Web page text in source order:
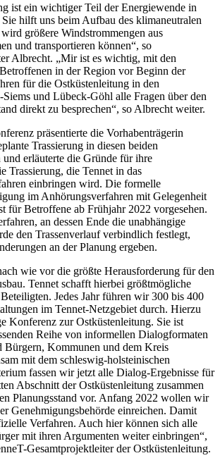
ist ein wichtiger Teil der Energiewende in
hilft uns beim Aufbau des klimaneutralen
größere Windstrommengen aus
und transportieren können“, so
Albrecht. „Mir ist es wichtig, mit den
in der Region vor Beginn der
für die Ostküstenleitung in den
und Lübeck-Göhl alle Fragen über den
direkt zu besprechen“, so Albrecht weiter.
präsentierte die Vorhabenträgerin
Trassierung in diesen beiden
und erläuterte die Gründe für ihre
Trassierung, die Tennet in das
einbringen wird. Die formelle
im Anhörungsverfahren mit Gelegenheit
für Betroffene ab Frühjahr 2022 vorgesehen.
an dessen Ende die unabhängige
den Trassenverlauf verbindlich festlegt,
an der Planung ergeben.
wie vor die größte Herausforderung für den
Tennet schafft hierbei größtmögliche
Jedes Jahr führen wir 300 bis 400
im Tennet-Netzgebiet durch. Hierzu
Konferenz zur Ostküstenleitung. Sie ist
Reihe von informellen Dialogformaten
Bürgern, Kommunen und dem Kreis
mit dem schleswig-holsteinischen
fassen wir jetzt alle Dialog-Ergebnisse für
Abschnitt der Ostküstenleitung zusammen
Planungsstand vor. Anfang 2022 wollen wir
Genehmigungsbehörde einreichen. Damit
Verfahren. Auch hier können sich alle
mit ihren Argumenten weiter einbringen“,
Gesamtprojektleiter der Ostküstenleitung.